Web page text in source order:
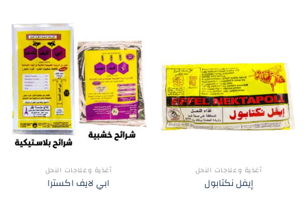
أغذية وعلاجات النحل
إيفل نكتابول
أغذية وعلاجات النحل
ابي لايف اكسترا